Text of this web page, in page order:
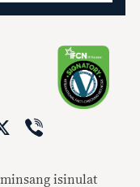
X
isinulat